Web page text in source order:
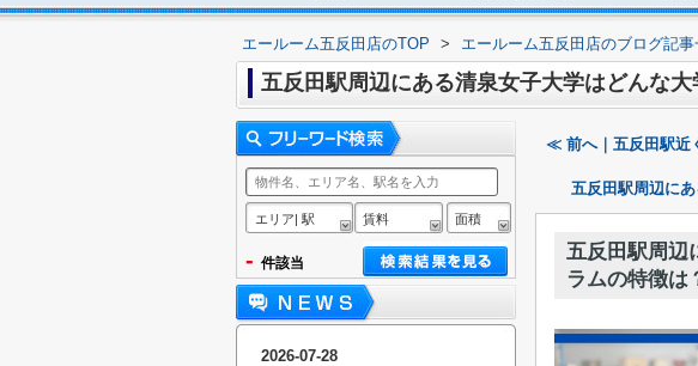
エールーム五反田店のTOP > エールーム五反田店のブログ記事
五反田駅周辺にある清泉女子大学はどんな
≪ 前へ｜五反田駅近
五反田駅周辺に
五反田駅周辺
ラムの特徴は
エリア| 駅 賃料 面積
- 件該当
2026-07-28